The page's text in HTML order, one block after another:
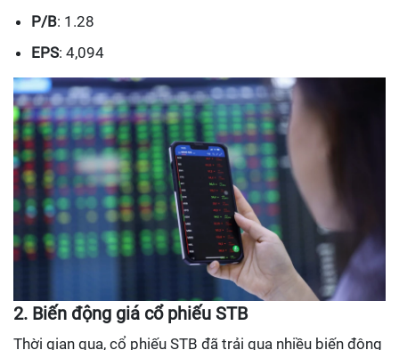
P/B: 1.28
EPS: 4,094
2. Biến động giá cổ phiếu STB
Thời gian qua, cổ phiếu STB đã trải qua nhiều biến động